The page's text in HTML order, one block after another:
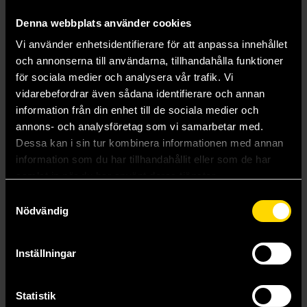
Denna webbplats använder cookies
Vi använder enhetsidentifierare för att anpassa innehållet
och annonserna till användarna, tillhandahålla funktioner
för sociala medier och analysera vår trafik. Vi
vidarebefordrar även sådana identifierare och annan
information från din enhet till de sociala medier och
annons- och analysföretag som vi samarbetar med.
Dessa kan i sin tur kombinera informationen med annan
information som du har tillhandahållit eller som de har
Nödvändig
Inställningar
Statistik
179 kr
Beställ
Heartless hunter (svensk utgåva)